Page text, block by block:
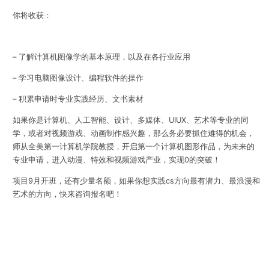
你将收获：
– 了解计算机图像学的基本原理，以及在各行业应用
– 学习电脑图像设计、编程软件的操作
– 积累申请时专业实践经历、文书素材
如果你是计算机、人工智能、设计、多媒体、UIUX、艺术等专业的同
学，或者对视频游戏、动画制作感兴趣，那么务必要抓住难得的机会，
师从全美第一计算机学院教授，开启第一个计算机图形作品，为未来的
专业申请，进入动漫、特效和视频游戏产业，实现0的突破！
项目9月开班，还有少量名额，如果你想实践cs方向最有潜力、最浪漫和
艺术的方向，快来咨询报名吧！